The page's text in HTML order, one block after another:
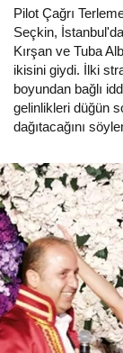
Pilot Çağrı
Seçkin,
Kırşan ve Tuba
ikisini giydi. İlki
boyundan bağlı
gelinlikleri düğün
dağıtacağını